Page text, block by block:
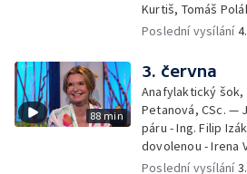
Kurtiš, Tomáš
Debbie — Dětský
Jírová — Patrik
léto - Míša
Poslední vysílání
88 min
3. června
Anafylaktický šok,
Petanová, CSc. —
páru - Ing. Filip
dovolenou - Irena
léto -
Poslední vysílání